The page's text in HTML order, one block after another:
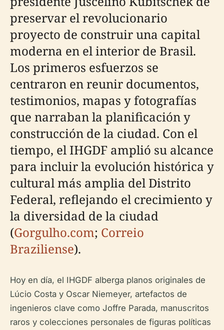
preservar el revolucionario
proyecto de construir una capital
moderna en el interior de Brasil.
Los primeros esfuerzos se
centraron en reunir documentos,
testimonios, mapas y fotografías
que narraban la planificación y
construcción de la ciudad. Con el
tiempo, el IHGDF amplió su alcance
para incluir la evolución histórica y
cultural más amplia del Distrito
Federal, reflejando el crecimiento y
la diversidad de la ciudad
(Gorgulho.com; Correio
Braziliense).
Hoy en día, el IHGDF alberga planos originales de
Lúcio Costa y Oscar Niemeyer, artefactos de
ingenieros clave como Joffre Parada, manuscritos
raros y colecciones personales de figuras políticas